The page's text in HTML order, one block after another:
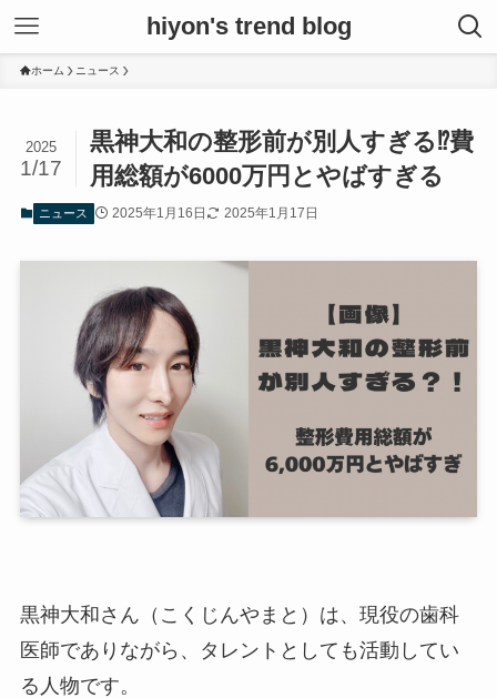
hiyon's trend blog
ホーム ニュース
黒神大和の整形前が別人すぎる⁉費
用総額が6000万円とやばすぎる
2025
1/17
ニュース 2025年1月16日 2025年1月17日
黒神大和さん（こくじんやまと）は、現役の歯科
医師でありながら、タレントとしても活動してい
る人物です。